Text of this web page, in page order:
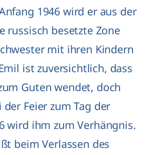
1946 wird er aus der
russisch besetzte Zone
mit ihren Kindern
ist zuversichtlich, dass
Guten wendet, doch
Feier zum Tag der
wird ihm zum Verhängnis.
beim Verlassen des